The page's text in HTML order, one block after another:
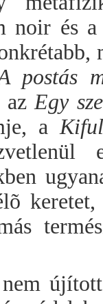
és a
postás
azEgy
a